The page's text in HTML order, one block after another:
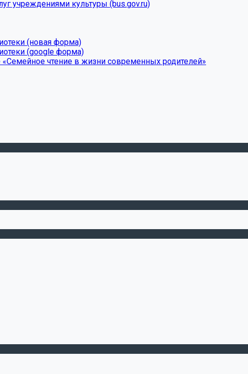
учреждениями культуры (bus.gov.ru)
(новая форма)
(google форма)
чтение в жизни современных родителей»